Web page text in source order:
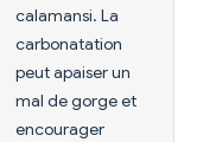
calamansi. La
carbonatation
peut apaiser un
mal de gorge et
encourager